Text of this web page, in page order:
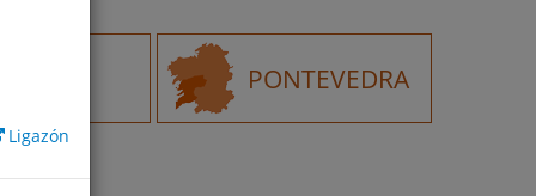
Ligazón
PONTEVEDRA